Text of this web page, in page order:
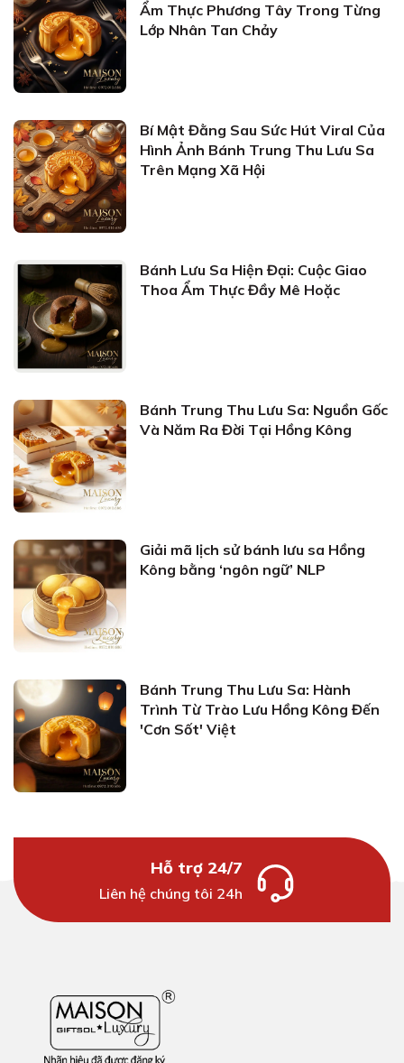
Ẩm Thực Phương Tây Trong Từng
Lớp Nhân Tan Chảy
Bí Mật Đằng Sau Sức Hút Viral Của
Hình Ảnh Bánh Trung Thu Lưu Sa
Trên Mạng Xã Hội
Bánh Lưu Sa Hiện Đại: Cuộc Giao
Thoa Ẩm Thực Đầy Mê Hoặc
Bánh Trung Thu Lưu Sa: Nguồn Gốc
Và Năm Ra Đời Tại Hồng Kông
Giải mã lịch sử bánh lưu sa Hồng
Kông bằng ‘ngôn ngữ’ NLP
Bánh Trung Thu Lưu Sa: Hành
Trình Từ Trào Lưu Hồng Kông Đến
'Cơn Sốt' Việt
Hỗ trợ 24/7
Liên hệ chúng tôi 24h